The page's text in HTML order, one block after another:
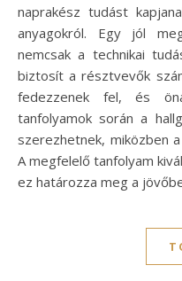
naprakész tudást
anyagokról. Egy jól
nemcsak a technikai
biztosít a résztvevők
fedezzenek fel, és
tanfolyamok során a
szerezhetnek, miközben
A megfelelő tanfolyam
ez határozza meg a